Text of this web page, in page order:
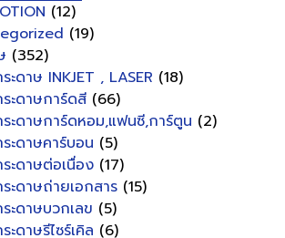
(12)
(19)
(352)
ะดาษ INKJET , LASER (18)
ะดาษการ์ดสี (66)
ะดาษการ์ดหอม,แฟนซี,การ์ตูน (2)
ะดาษคาร์บอน (5)
ะดาษต่อเนื่อง (17)
ะดาษถ่ายเอกสาร (15)
ะดาษบวกเลข (5)
ะดาษรีไซร์เคิล (6)